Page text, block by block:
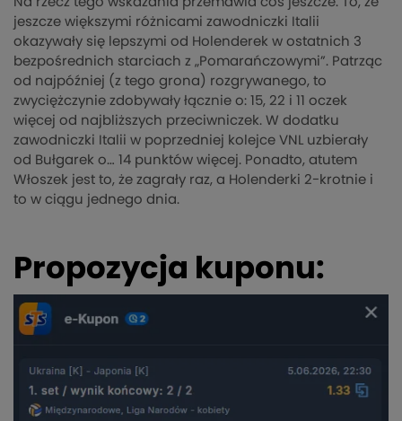
jeszcze większymi różnicami zawodniczki Italii
okazywały się lepszymi od Holenderek w ostatnich 3
bezpośrednich starciach z „Pomarańczowymi”. Patrząc
od najpóźniej (z tego grona) rozgrywanego, to
zwyciężczynie zdobywały łącznie o: 15, 22 i 11 oczek
więcej od najbliższych przeciwniczek. W dodatku
zawodniczki Italii w poprzedniej kolejce VNL uzbierały
od Bułgarek o… 14 punktów więcej. Ponadto, atutem
Włoszek jest to, że zagrały raz, a Holenderki 2-krotnie i
to w ciągu jednego dnia.
Propozycja kuponu: